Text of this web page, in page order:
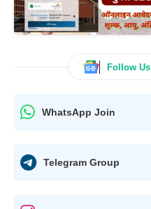
Follow Us
WhatsApp Join
Telegram Group